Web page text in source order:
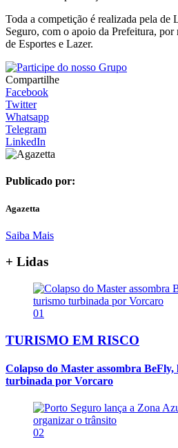
Toda a competição é realizada pela de
Seguro, com o apoio da Prefeitura,
de Esportes e Lazer.
Compartilhe
Facebook
Twitter
Whatsapp
Telegram
LinkedIn
Publicado por:
Agazetta
Saiba Mais
+ Lidas
01
TURISMO EM RISCO
Colapso do Master assombra
turbinada por Vorcaro
02